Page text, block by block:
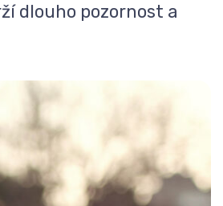
dlouho pozornost a